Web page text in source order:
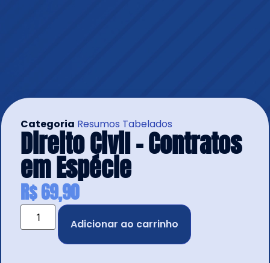
Categoria Resumos Tabelados
Direito Civil – Contratos
em Espécie
R$69,90
Adicionar ao carrinho